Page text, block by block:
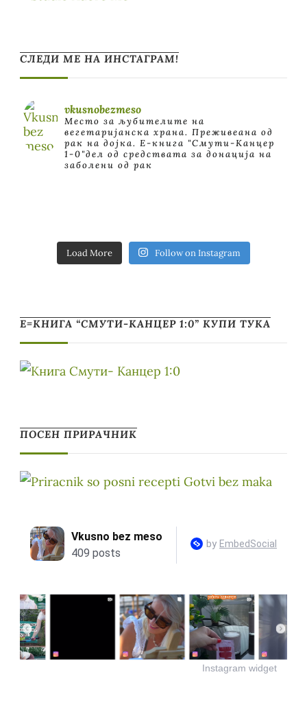
СЛЕДИ МЕ НА ИНСТАГРАМ!
vkusnobezmeso
Место за љубителите на
вегетаријанска храна. Преживеана од
рак на дојка. E-книга "Смути-Канцер
1-0"дел од средствата за донација на
заболени од рак
Load More Follow on Instagram
Е=КНИГА “СМУТИ-КАНЦЕР 1:0” КУПИ ТУКА
ПОСЕН ПРИРАЧНИК
Instagram widget